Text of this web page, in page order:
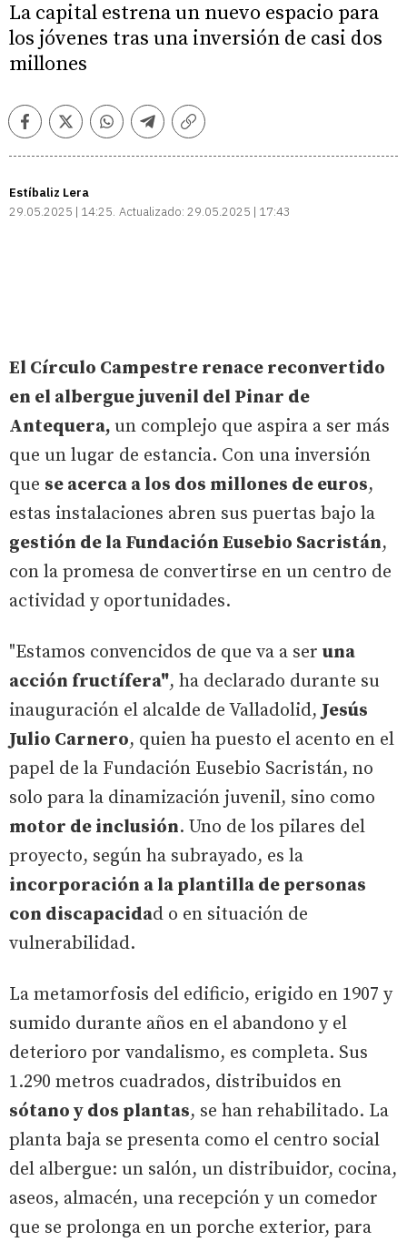
La capital estrena un nuevo espacio para
los jóvenes tras una inversión de casi dos
millones
FacebookTwitterWhatsappTelegramCopiar
Estíbaliz Lera
29.05.2025 | 14:25 Actualizado: 29.05.2025 | 17:43
El Círculo Campestre renace reconvertido
en el albergue juvenil del Pinar de
Antequera, un complejo que aspira a ser más
que un lugar de estancia. Con una inversión
que se acerca a los dos millones de euros,
estas instalaciones abren sus puertas bajo la
gestión de la Fundación Eusebio Sacristán,
con la promesa de convertirse en un centro de
actividad y oportunidades.
"Estamos convencidos de que va a ser una
acción fructífera", ha declarado durante su
inauguración el alcalde de Valladolid,Jesús
Julio Carnero, quien ha puesto el acento en el
papel de la Fundación Eusebio Sacristán, no
solo para la dinamización juvenil, sino como
motor de inclusión. Uno de los pilares del
proyecto, según ha subrayado, es la
incorporación a la plantilla de personas
con discapacidad o en situación de
vulnerabilidad.
La metamorfosis del edificio, erigido en 1907 y
sumido durante años en el abandono y el
deterioro por vandalismo, es completa. Sus
1.290 metros cuadrados, distribuidos en
sótano y dos plantas, se han rehabilitado. La
planta baja se presenta como el centro social
del albergue: un salón, un distribuidor, cocina,
aseos, almacén, una recepción y un comedor
que se prolonga en un porche exterior, para